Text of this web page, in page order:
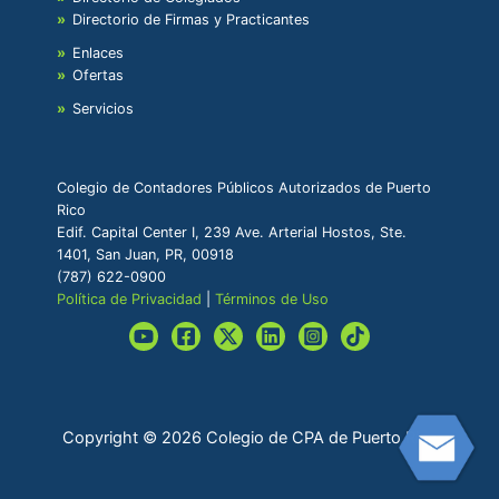
Directorio de Firmas y Practicantes
Enlaces
Ofertas
Servicios
Colegio de Contadores Públicos Autorizados de Puerto
Rico
Edif. Capital Center I, 239 Ave. Arterial Hostos, Ste.
1401, San Juan, PR, 00918
(787) 622-0900
Política de Privacidad |Términos de Uso
Copyright © 2026 Colegio de CPA de Puerto Rico